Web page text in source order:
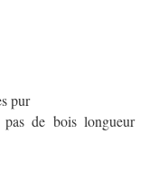
pur
de bois longueur